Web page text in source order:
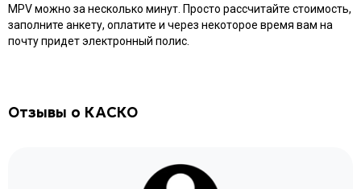
MPV можно за несколько минут. Просто рассчитайте стоимость,
заполните анкету, оплатите и через некоторое время вам на
почту придет электронный полис.
Отзывы о КАСКО